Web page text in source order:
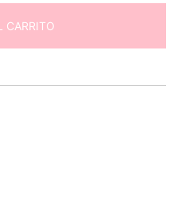
CARRITO